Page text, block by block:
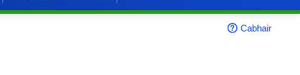
Cabhair